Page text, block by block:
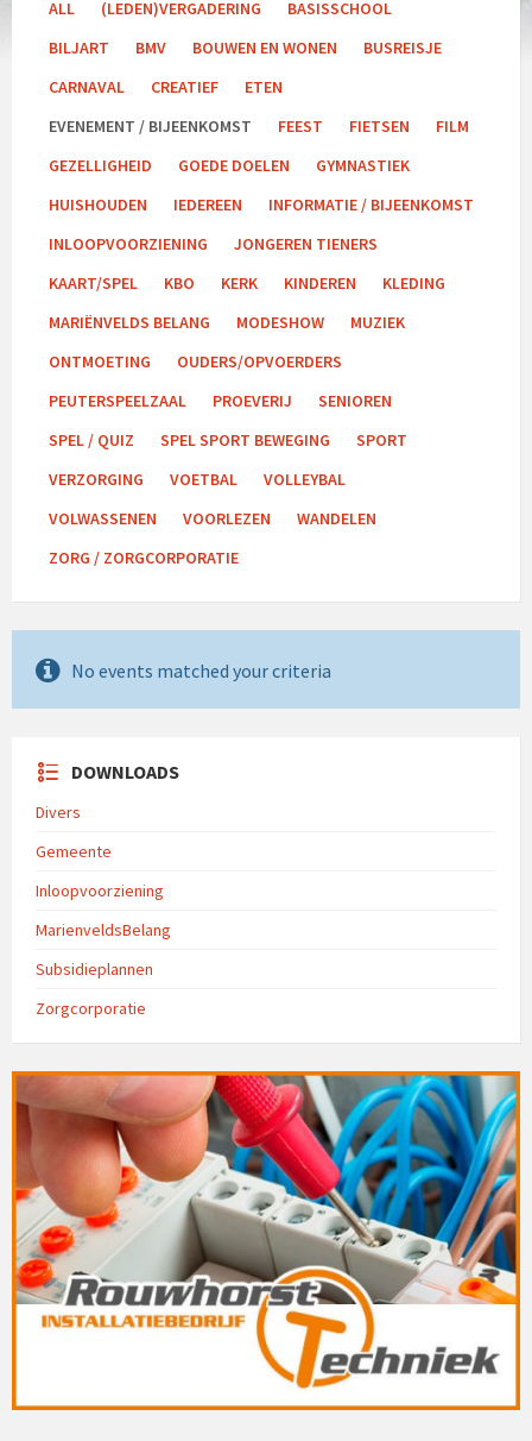
ALL (LEDEN)VERGADERING
BASISSCHOOL
BILJART
BMV BOUWEN EN WONEN
BUSREISJE
CARNAVAL
CREATIEF
ETEN
EVENEMENT / BIJEENKOMST
FEEST FIETSEN
FILM
GEZELLIGHEID
GOEDE DOELEN
GYMNASTIEK
HUISHOUDEN
IEDEREEN
INFORMATIE / BIJEENKOMST
INLOOPVOORZIENING
JONGEREN TIENERS
KAART/SPEL
KBO KERK KINDEREN
KLEDING
MARIËNVELDS BELANG
MODESHOW
MUZIEK
ONTMOETING
OUDERS/OPVOERDERS
PEUTERSPEELZAAL
PROEVERIJ
SENIOREN
SPEL / QUIZ
SPEL SPORT BEWEGING
SPORT
VERZORGING
VOETBAL
VOLLEYBAL
VOLWASSENEN
VOORLEZEN
WANDELEN
ZORG / ZORGCORPORATIE
No events matched your criteria
DOWNLOADS
Divers
Gemeente
Inloopvoorziening
MarienveldsBelang
Subsidieplannen
Zorgcorporatie